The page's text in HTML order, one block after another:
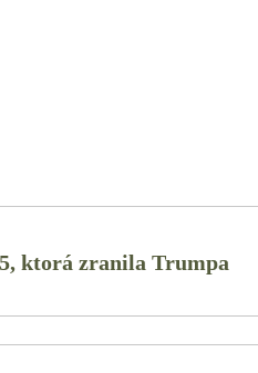
ktorá zranila Trumpa